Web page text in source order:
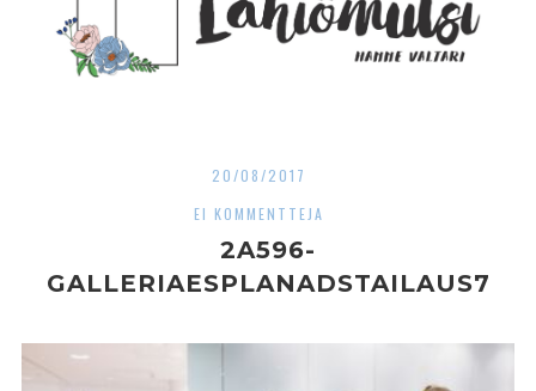
20/08/2017
EI KOMMENTTEJA
2A596-
GALLERIAESPLANADSTAILAUS7